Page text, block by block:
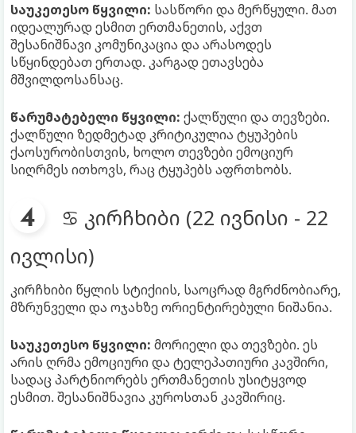
საუკეთესო წყვილი: სასწორი და მერწყული. მათ
იდეალურად ესმით ერთმანეთის, აქვთ
შესანიშნავი კომუნიკაცია და არასოდეს
სწყინდებათ ერთად. კარგად ეთავსება
მშვილდოსანსაც.
წარუმატებელი წყვილი: ქალწული და თევზები.
ქალწული ზედმეტად კრიტიკულია ტყუპების
ქაოსურობისთვის, ხოლო თევზები ემოციურ
სიღრმეს ითხოვს, რაც ტყუპებს აფრთხობს.
♋ კირჩხიბი (22 ივნისი - 22
ივლისი)
კირჩხიბი წყლის სტიქიის, საოცრად მგრძნობიარე,
მზრუნველი და ოჯახზე ორიენტირებული ნიშანია.
საუკეთესო წყვილი: მორიელი და თევზები. ეს
არის ღრმა ემოციური და ტელეპათიური კავშირი,
სადაც პარტნიორებს ერთმანეთის უსიტყვოდ
ესმით. შესანიშნავია კუროსთან კავშირიც.